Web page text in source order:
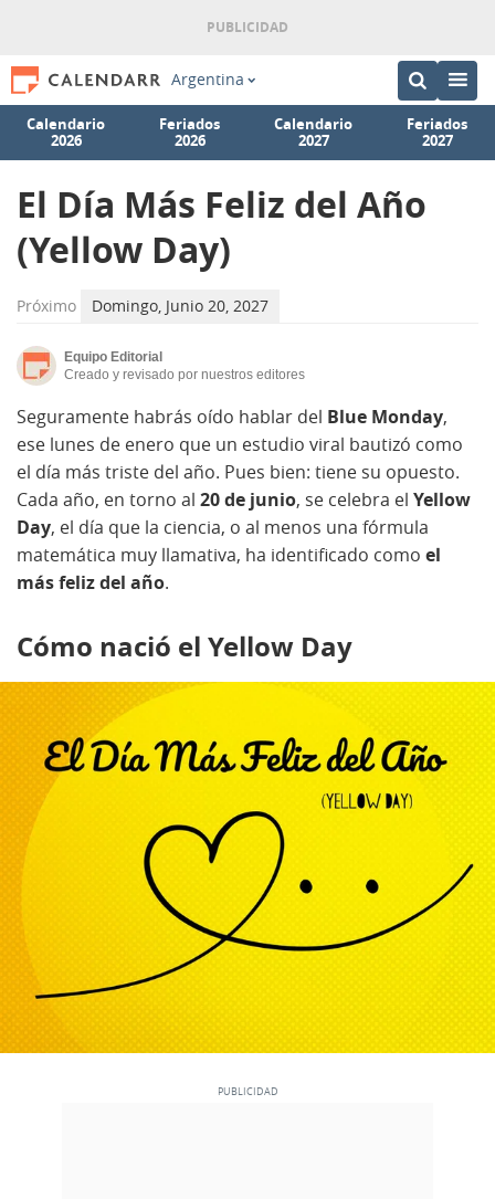
Argentina
Calendario
2026
Feriados
2026
Calendario
2027
Feriados
2027
El Día Más Feliz del Año
(Yellow Day)
Próximo Domingo, Junio 20, 2027
Equipo Editorial
Creado y revisado por nuestros editores
Seguramente habrás oído hablar del Blue Monday,
ese lunes de enero que un estudio viral bautizó como
el día más triste del año. Pues bien: tiene su opuesto.
Cada año, en torno al 20 de junio, se celebra el Yellow
Day, el día que la ciencia, o al menos una fórmula
matemática muy llamativa, ha identificado como el
más feliz del año.
Cómo nació el Yellow Day